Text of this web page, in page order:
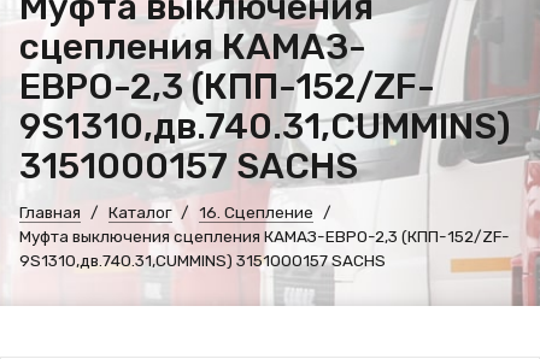
сцепления КАМАЗ-
ЕВРО-2,3 (КПП-152/ZF-
9S1310,дв.740.31,CUMMINS)
3151000157 SACHS
Главная Каталог
16. Сцепление
Муфта выключения сцепления КАМАЗ-ЕВРО-2,3 (КПП-152/ZF-
9S1310,дв.740.31,CUMMINS) 3151000157 SACHS